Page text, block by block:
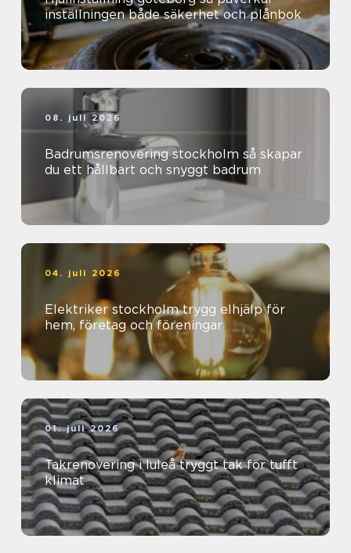
inställningen både säkerhet och plånbok
08. juli 2026
Badrumsrenovering stockholm så skapar
du ett hållbart och snyggt badrum
04. juli 2026
Elektriker stockholm trygg elhjälp för
hem, företag och föreningar
01. juli 2026
Takrenovering i luleå tryggt tak för tufft
klimat